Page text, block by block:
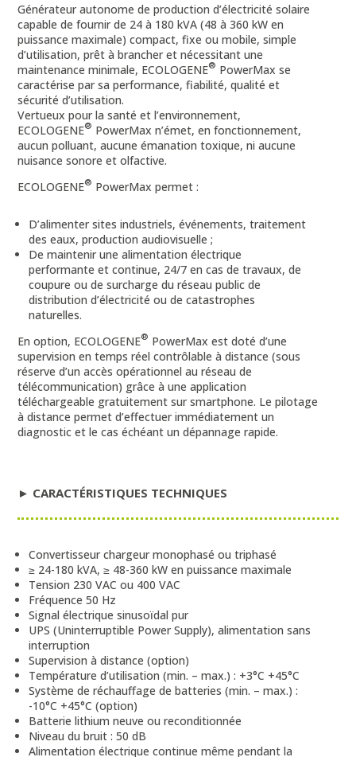
Générateur autonome de production d’électricité solaire
capable de fournir de 24 à 180 kVA (48 à 360 kW en
puissance maximale) compact, fixe ou mobile, simple
d’utilisation, prêt à brancher et nécessitant une
maintenance minimale, ECOLOGENE® PowerMax se
caractérise par sa performance, fiabilité, qualité et
sécurité d’utilisation.
Vertueux pour la santé et l’environnement,
ECOLOGENE® PowerMax n’émet, en fonctionnement,
aucun polluant, aucune émanation toxique, ni aucune
nuisance sonore et olfactive.
ECOLOGENE® PowerMax permet :
D’alimenter sites industriels, événements, traitement
des eaux, production audiovisuelle ;
De maintenir une alimentation électrique
performante et continue, 24/7 en cas de travaux, de
coupure ou de surcharge du réseau public de
distribution d’électricité ou de catastrophes
naturelles.
En option, ECOLOGENE® PowerMax est doté d’une
supervision en temps réel contrôlable à distance (sous
réserve d’un accès opérationnel au réseau de
télécommunication) grâce à une application
téléchargeable gratuitement sur smartphone. Le pilotage
à distance permet d’effectuer immédiatement un
diagnostic et le cas échéant un dépannage rapide.
► CARACTÉRISTIQUES TECHNIQUES
Convertisseur chargeur monophasé ou triphasé
≥ 24-180 kVA, ≥ 48-360 kW en puissance maximale
Tension 230 VAC ou 400 VAC
Fréquence 50 Hz
Signal électrique sinusoïdal pur
UPS (Uninterruptible Power Supply), alimentation sans
interruption
Supervision à distance (option)
Température d’utilisation (min. – max.) : +3°C +45°C
Système de réchauffage de batteries (min. – max.) :
-10°C +45°C (option)
Batterie lithium neuve ou reconditionnée
Niveau du bruit : 50 dB
Alimentation électrique continue même pendant la